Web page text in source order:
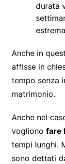
durata
Anche in
affisse in
tempo senza
matrimonio.
Anche nel
vogliono fare
tempi lunghi.
sono dettati